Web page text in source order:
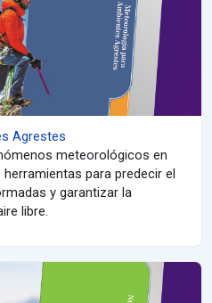
Agrestes
meteorológicos en
para predecir el
y garantizar la
libre.